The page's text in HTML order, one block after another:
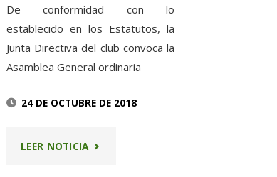
De conformidad con lo
establecido en los Estatutos, la
Junta Directiva del club convoca la
Asamblea General ordinaria
24 DE OCTUBRE DE 2018
LEER NOTICIA"CONVOCATORIA